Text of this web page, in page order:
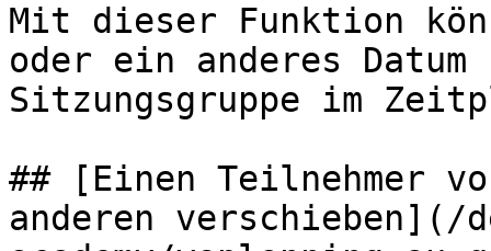
Mit dieser Funktion
oder ein anderes
Sitzungsgruppe im
## [Einen Teilnehmer
anderen verschieben](/